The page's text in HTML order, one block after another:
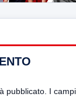
pubblicato. I